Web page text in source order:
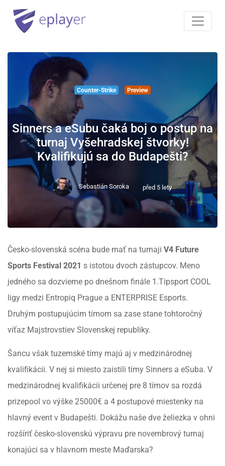
Counter-Strike Preview
Sinners a eSubu čaká boj o postup na
turnaj Vyšehradskej štvorky!
Kvalifikujú sa do Budapešti?
Sebastián Soroka před 5 lety
Česko-slovenská scéna bude mať na turnaji V4 Future
Sports Festival 2021 s istotou dvoch zástupcov. Meno
jedného sa dozvieme po dnešnom finále 1.Tipsport COOL
ligy medzi Entropiq Prague a ENTERPRISE Esports.
Druhým postupujúcim tímom sa zase stane tohtoročný
víťaz Majstrovstiev Slovenskej republiky.
Šancu však tuzemské tímy majú aj v medzinárodnej
kvalifikácii. V nej si miesto zaistili tímy Sinners a eSuba. V
medzinárodnej kvalifikácii určenej pre 8 tímov sa rozdá
prizepool vo výške 25000€ a 4 postupové miestenky na
hlavný event v Budapešti. Dokážu naše dve želiezka v ohni
rozšíriť česko-slovenskú výpravu pre novembrový turnaj
konajúci sa v hlavnom meste Maďarska?